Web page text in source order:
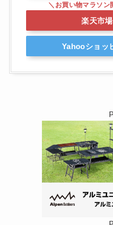
楽天市場
Yahooショッ